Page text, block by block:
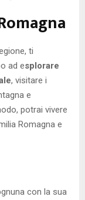
ti
ad esplorare
, visitare i
e
potrai vivere
Romagna e
con la sua